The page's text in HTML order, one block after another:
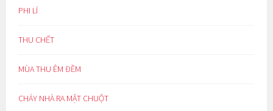
PHI LÍ
THU CHẾT
MÙA THU ÊM ĐỀM
CHÁY NHÀ RA MẶT CHUỘT